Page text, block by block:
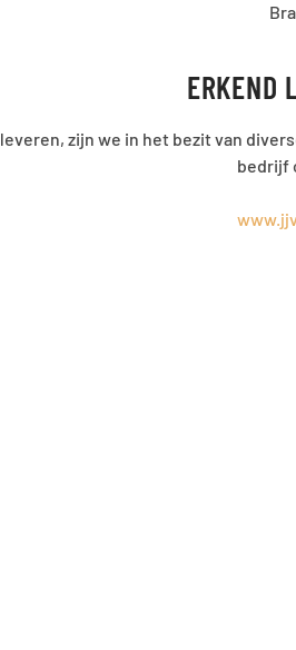
ERKEND
zijn we in het bezit van
bedrijf